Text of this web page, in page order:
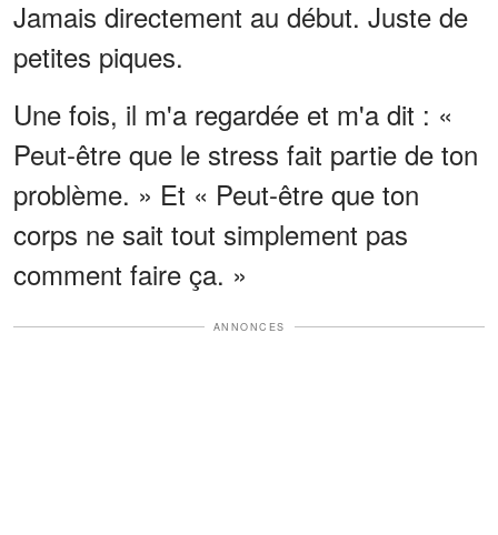
Jamais directement au début. Juste de
petites piques.
Une fois, il m'a regardée et m'a dit : «
Peut-être que le stress fait partie de ton
problème. » Et « Peut-être que ton
corps ne sait tout simplement pas
comment faire ça. »
ANNONCES